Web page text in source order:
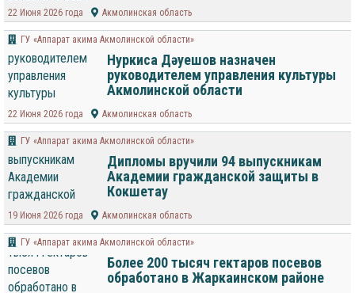
22 Июня 2026 года Акмолинская область
ГУ «Аппарат акима Акмолинской области»
Нуркиса Дәуешов назначен
руководителем управления культуры
Акмолинской области
22 Июня 2026 года Акмолинская область
ГУ «Аппарат акима Акмолинской области»
Дипломы вручили 94 выпускникам
Академии гражданской защиты в
Кокшетау
19 Июня 2026 года Акмолинская область
ГУ «Аппарат акима Акмолинской области»
Более 200 тысяч гектаров посевов
обработано в Жаркаинском районе